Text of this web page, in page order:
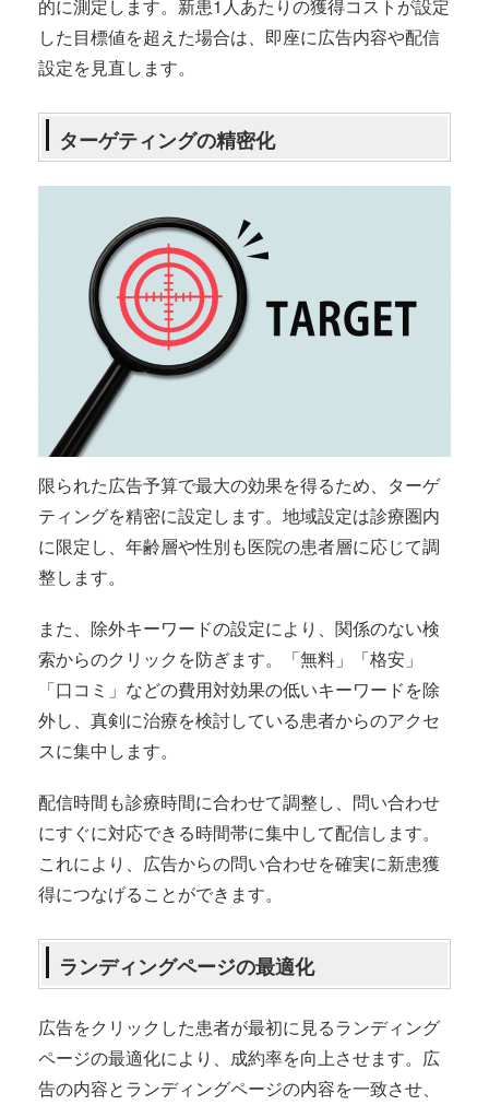
的に測定します。新患1人あたりの獲得コストが設定
した目標値を超えた場合は、即座に広告内容や配信
設定を見直します。
ターゲティングの精密化
限られた広告予算で最大の効果を得るため、ターゲ
ティングを精密に設定します。地域設定は診療圏内
に限定し、年齢層や性別も医院の患者層に応じて調
整します。
また、除外キーワードの設定により、関係のない検
索からのクリックを防ぎます。「無料」「格安」
「口コミ」などの費用対効果の低いキーワードを除
外し、真剣に治療を検討している患者からのアクセ
スに集中します。
配信時間も診療時間に合わせて調整し、問い合わせ
にすぐに対応できる時間帯に集中して配信します。
これにより、広告からの問い合わせを確実に新患獲
得につなげることができます。
ランディングページの最適化
広告をクリックした患者が最初に見るランディング
ページの最適化により、成約率を向上させます。広
告の内容とランディングページの内容を一致させ、